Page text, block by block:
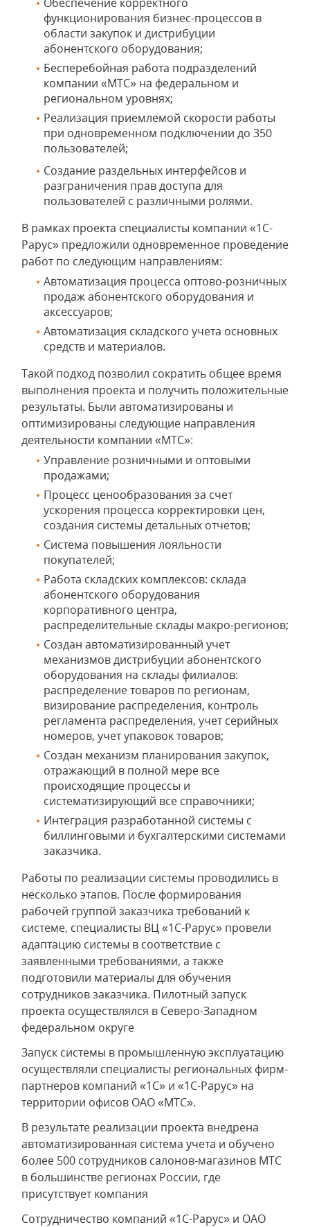
функционирования бизнес-процессов в
области закупок и дистрибуции
абонентского оборудования;
Бесперебойная работа подразделений
компании «МТС» на федеральном и
региональном уровнях;
Реализация приемлемой скорости работы
при одновременном подключении до 350
пользователей;
Создание раздельных интерфейсов и
разграничения прав доступа для
пользователей с различными ролями.
В рамках проекта специалисты компании «1С-
Рарус» предложили одновременное проведение
работ по следующим направлениям:
Автоматизация процесса оптово-розничных
продаж абонентского оборудования и
аксессуаров;
Автоматизация складского учета основных
средств и материалов.
Такой подход позволил сократить общее время
выполнения проекта и получить положительные
результаты. Были автоматизированы и
оптимизированы следующие направления
деятельности компании «МТС»:
Управление розничными и оптовыми
продажами;
Процесс ценообразования за счет
ускорения процесса корректировки цен,
создания системы детальных отчетов;
Система повышения лояльности
покупателей;
Работа складских комплексов: склада
абонентского оборудования
корпоративного центра,
распределительные склады макро-регионов;
Создан автоматизированный учет
механизмов дистрибуции абонентского
оборудования на склады филиалов:
распределение товаров по регионам,
визирование распределения, контроль
регламента распределения, учет серийных
номеров, учет упаковок товаров;
Создан механизм планирования закупок,
отражающий в полной мере все
происходящие процессы и
систематизирующий все справочники;
Интеграция разработанной системы с
биллинговыми и бухгалтерскими системами
заказчика.
Работы по реализации системы проводились в
несколько этапов. После формирования
рабочей группой заказчика требований к
системе, специалисты ВЦ «1С-Рарус» провели
адаптацию системы в соответствие с
заявленными требованиями, а также
подготовили материалы для обучения
сотрудников заказчика. Пилотный запуск
проекта осуществлялся в Северо-Западном
федеральном округе
Запуск системы в промышленную эксплуатацию
осуществляли специалисты региональных фирм-
партнеров компаний «1С» и «1С-Рарус» на
территории офисов ОАО «МТС».
В результате реализации проекта внедрена
автоматизированная система учета и обучено
более 500 сотрудников салонов-магазинов МТС
в большинстве регионах России, где
присутствует компания
Сотрудничество компаний «1С-Рарус» и ОАО